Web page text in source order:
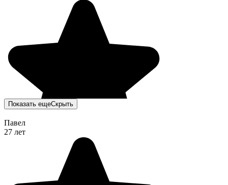
Показать ещеСкрыть
Павел
27 лет